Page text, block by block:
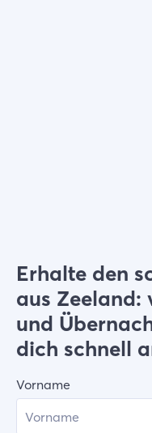
Erhalte den
aus
und
dich schnell
Vorname